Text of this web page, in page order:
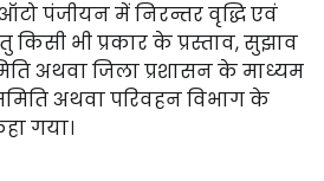
पंजीयन में निरन्तर वृद्धि एवं
भी प्रकार के प्रस्ताव, सुझाव
अथवा जिला प्रशासन के माध्यम
अथवा परिवहन विभाग के
गया।